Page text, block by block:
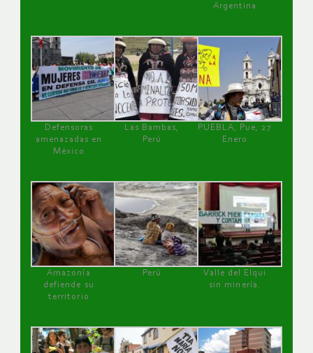
Argentina
Defensoras
amenazadas en
México
Las Bambas,
Perú
PUEBLA, Pue, 27
Enero
Amazonía
defiende su
territorio
Perú
Valle del Elqui
sin minería.